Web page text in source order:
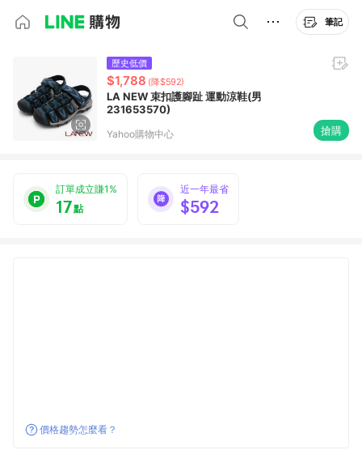
筆記
歷史低價
$1,788 (降$592)
LA NEW 束扣護腳趾 運動涼鞋(男
231653570)
Yahoo購物中心 搶購
訂單成立賺1%
17點
近一年最省
$592
價格趨勢怎麼看？